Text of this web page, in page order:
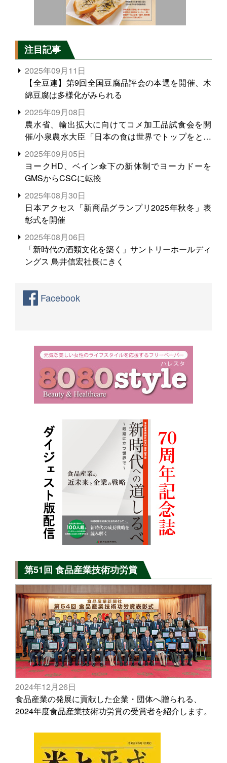
注目記事
2025年09月11日
【全豆連】第9回全国豆腐品評会の本選を開催、木
綿豆腐は多様化がみられる
2025年09月08日
農水省、輸出拡大に向けてコメ加工品試食会を開
催/小泉農水大臣「日本の食は世界でトップをとれ
る。米増産に向けて、米輸出需要の拡大を」
2025年09月05日
ヨークHD、ベイン傘下の新体制でヨーカドーを
GMSからCSCに転換
2025年08月30日
日本アクセス「新商品グランプリ2025年秋冬」表
彰式を開催
2025年08月06日
「新時代の酒類文化を築く」サントリーホールディ
ングス 鳥井信宏社長にきく
Facebook
第51回 食品産業技術功労賞
2024年12月26日
食品産業の発展に貢献した企業・団体へ贈られる、
2024年度食品産業技術功労賞の受賞者を紹介します。